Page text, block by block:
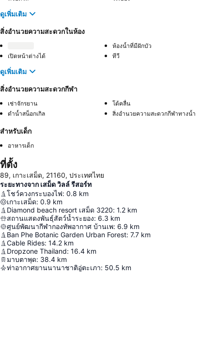
ดูเพิ่มเติม
สิ่งอำนวยความสะดวกในห้อง
ห้องน้ำที่มีฝักบัว
เปิดหน้าต่างได้
ทีวี
ดูเพิ่มเติม
สิ่งอำนวยความสะดวกกีฬา
เช่าจักรยาน
โต้คลื่น
ดําน้ำสน็อกเกิล
สิ่งอำนวยความสะดวกกีฬาทางน้ำ
สำหรับเด็ก
อาหารเด็ก
ที่ตั้ง
89, เกาะเสม็ด, 21160, ประเทศไทย
ระยะทางจาก เสม็ด วิลล์ รีสอร์ท
โชว์ควงกระบองไฟ: 0.8 km
เกาะเสม็ด: 0.9 km
Diamond beach resort เสม็ด 3220: 1.2 km
สถานแสดงพันธุ์สัตว์น้ำระยอง: 6.3 km
ศูนย์พัฒนากีฬากองทัพอากาศ บ้านเพ: 6.9 km
Ban Phe Botanic Garden Urban Forest: 7.7 km
Cable Rides: 14.2 km
Dropzone Thailand: 16.4 km
มาบตาพุด: 38.4 km
ท่าอากาศยานนานาชาติอู่ตะเภา: 50.5 km